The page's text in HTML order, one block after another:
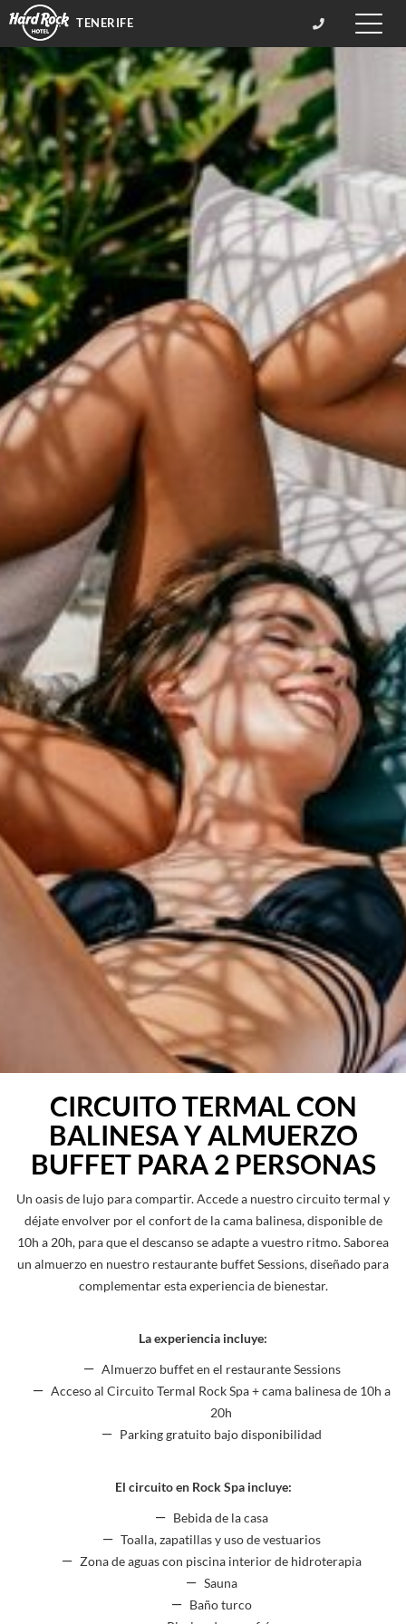
Toggle
TENERIFE
CIRCUITO TERMAL CON
BALINESA Y ALMUERZO
BUFFET PARA 2 PERSONAS
Un oasis de lujo para compartir. Accede a nuestro circuito termal y
déjate envolver por el confort de la cama balinesa, disponible de
10h a 20h, para que el descanso se adapte a vuestro ritmo. Saborea
un almuerzo en nuestro restaurante buffet Sessions, diseñado para
complementar esta experiencia de bienestar.
La experiencia incluye:
Almuerzo buffet en el restaurante Sessions
Acceso al Circuito Termal Rock Spa + cama balinesa de 10h a
20h
Parking gratuito bajo disponibilidad
El circuito en Rock Spa incluye:
Bebida de la casa
Toalla, zapatillas y uso de vestuarios
Zona de aguas con piscina interior de hidroterapia
Sauna
Baño turco